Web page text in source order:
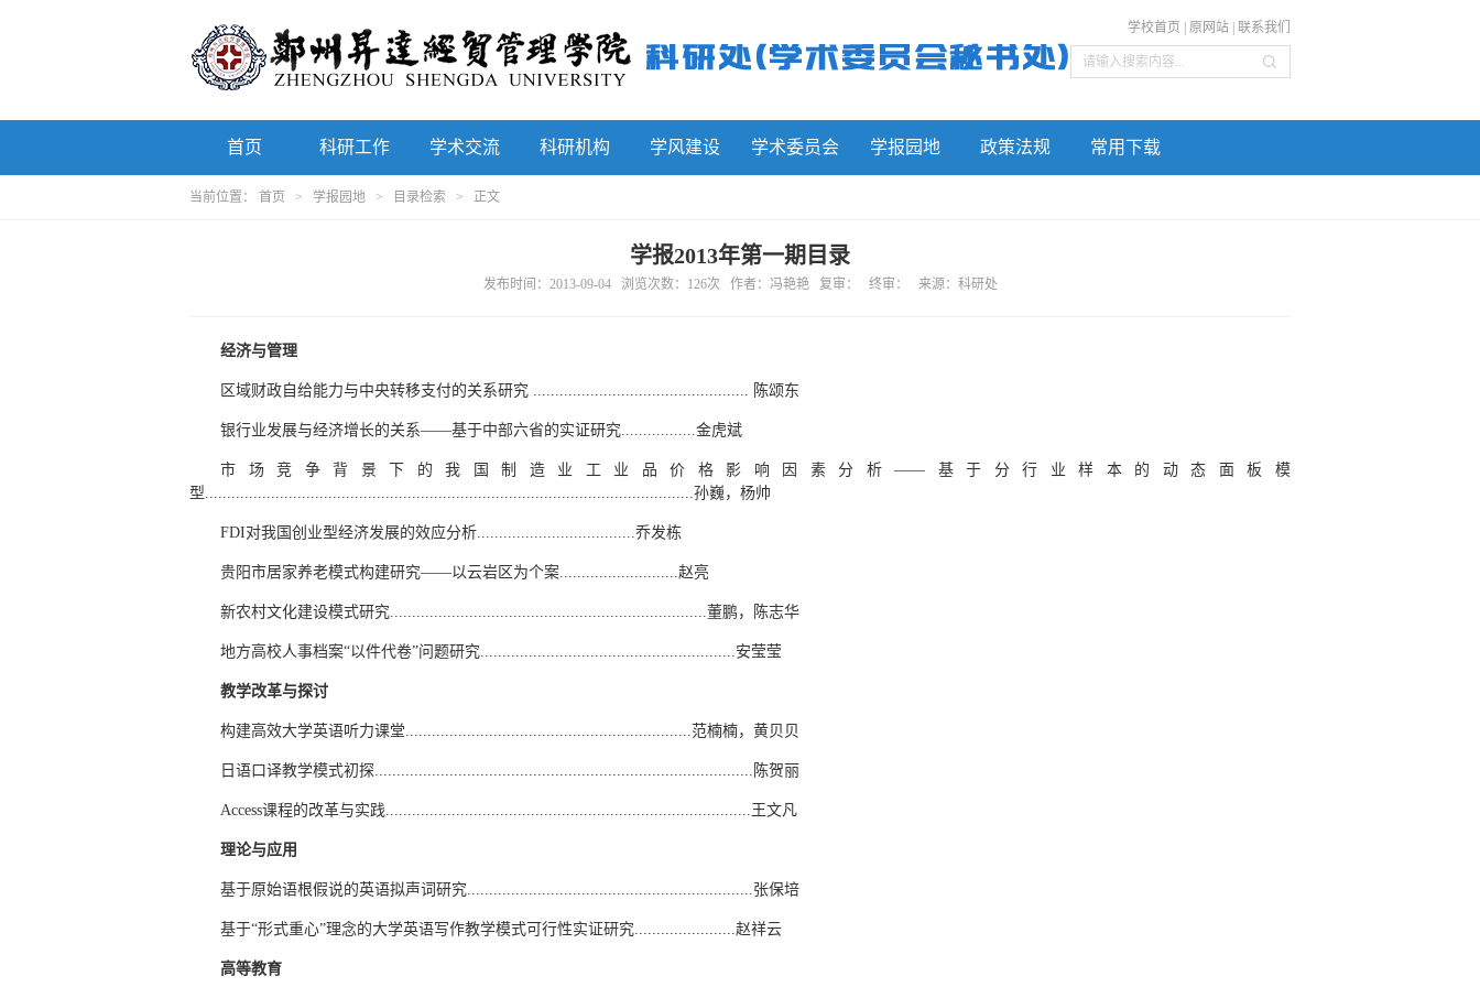
学校首页 原网站 联系我们
首页 科研工作 学术交流 科研机构 学风建设 学术委员会 学报园地 政策法规 常用下载
当前位置： 首页 > 学报园地 > 目录检索 > 正文
学报2013年第一期目录
发布时间：2013-09-04 浏览次数： 126次 作者：冯艳艳 复审： 终审： 来源：科研处
经济与管理
区域财政自给能力与中央转移支付的关系研究 ................................................. 陈颂东
银行业发展与经济增长的关系——基于中部六省的实证研究.................金虎斌
市场竞争背景下的我国制造业工业品价格影响因素分析——基于分行业样本的动态面板模
型...............................................................................................................孙巍，杨帅
FDI对我国创业型经济发展的效应分析....................................乔发栋
贵阳市居家养老模式构建研究——以云岩区为个案...........................赵亮
新农村文化建设模式研究........................................................................董鹏，陈志华
地方高校人事档案“以件代卷”问题研究..........................................................安莹莹
教学改革与探讨
构建高效大学英语听力课堂.................................................................范楠楠，黄贝贝
日语口译教学模式初探......................................................................................陈贺丽
Access课程的改革与实践...................................................................................王文凡
理论与应用
基于原始语根假说的英语拟声词研究.................................................................张保培
基于“形式重心”理念的大学英语写作教学模式可行性实证研究.......................赵祥云
高等教育